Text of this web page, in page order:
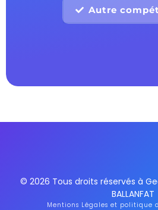
Autre
© 2026 Tous droits réservés à
BALLANFAT
Mentions Légales et politique